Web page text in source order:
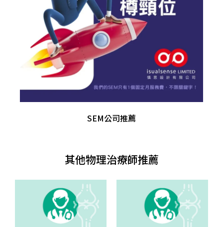
SEM公司推薦
其他物理治療師推薦